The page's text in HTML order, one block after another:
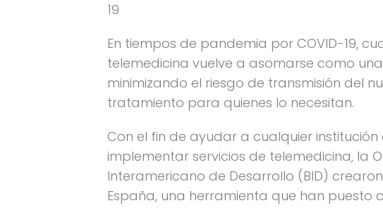
19
En tiempos de pandemia por COVID-19,
telemedicina vuelve a asomarse como
minimizando el riesgo de transmisión del
tratamiento para quienes lo necesitan.
Con el fin de ayudar a cualquier
implementar servicios de telemedicina, la
Interamericano de Desarrollo (BID)
España, una herramienta que han puesto